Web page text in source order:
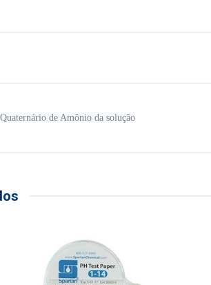
de Amônio da solução